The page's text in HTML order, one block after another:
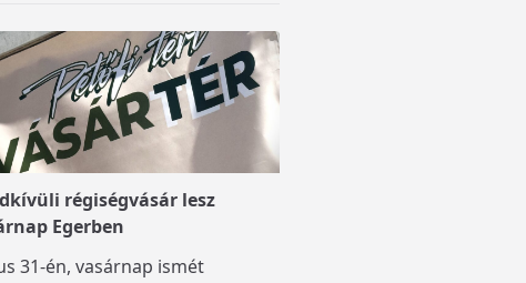
régiségvásár lesz
Egerben
31-én, vasárnap ismét